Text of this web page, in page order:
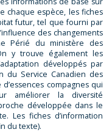
chaque espèce, les fiches
futur, tel que fourni par
des changements
Périé du ministère des
y trouve également les
développés par
du Service Canadien des
compagnes qui
améliorer la diversité
développée dans le
Les fiches d’information
du texte).